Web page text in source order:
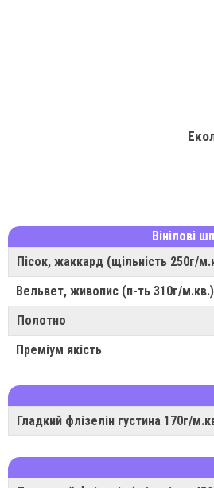
Вінілові
Пісок, жаккард (щільність 250г/
Вельвет, живопис (п-ть 310г/м.кв.)
Полотно
Преміум якість
Гладкий флізелін густина 170г/